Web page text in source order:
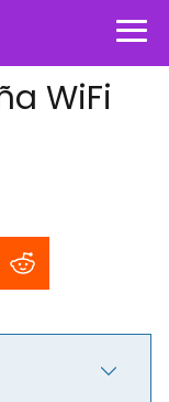
WiFi